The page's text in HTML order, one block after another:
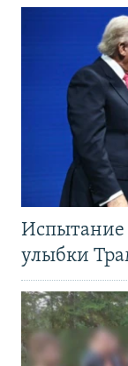
Испытание
улыбки